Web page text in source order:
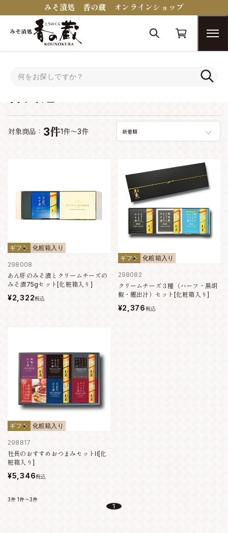
みそ漬処 香の蔵 オンラインショップ
対象商品： 3件1件～3件 新着順
ギフト 化粧箱入り
298008
あん肝のみそ漬とクリームチーズの
みそ漬75gセット[化粧箱入り]
¥2,322税込
ギフト 化粧箱入り
298082
クリームチーズ３種（ハーフ・黒胡
椒・鰹出汁）セット[化粧箱入り]
¥2,376税込
ギフト 化粧箱入り
298817
社長のおすすめおつまみセットII[化
粧箱入り]
¥5,346税込
3件 1件～3件
1